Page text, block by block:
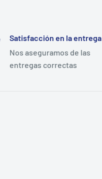
Satisfacción en la entrega
Nos aseguramos de las
entregas correctas